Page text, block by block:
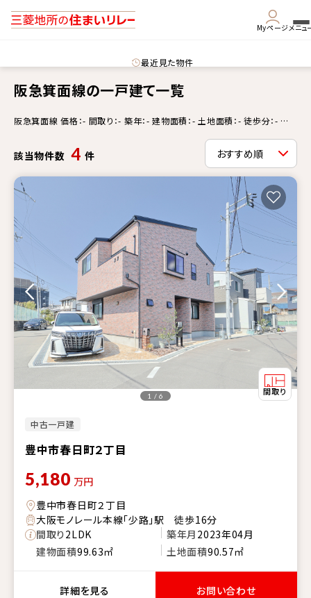
Myページメニュ
最近見た物件
阪急箕面線の一戸建て一覧
阪急箕面線 価格：- 間取り：- 築年：- 建物面積：- 土地面積：- 徒歩分：- 更
該当物件数 4 件
中古一戸建
豊中市春日町２丁目
1 / 6
5,180 万円
豊中市春日町２丁目
大阪モノレール本線「少路」駅 徒歩16分
間取り2LDK 築年月 2023年04月
建物面積99.63㎡ 土地面積90.57㎡
詳細を見る お問い合わせ